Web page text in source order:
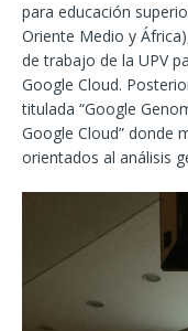
para educación
Oriente Medio y
de trabajo de la UPV
Google Cloud.
titulada “Google
Google Cloud” donde
orientados al análisis